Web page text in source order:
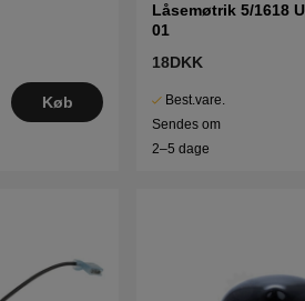
Køb
Låsemøtrik 5/1618
01
18DKK
Best.vare.
Sendes om
2–5 dage